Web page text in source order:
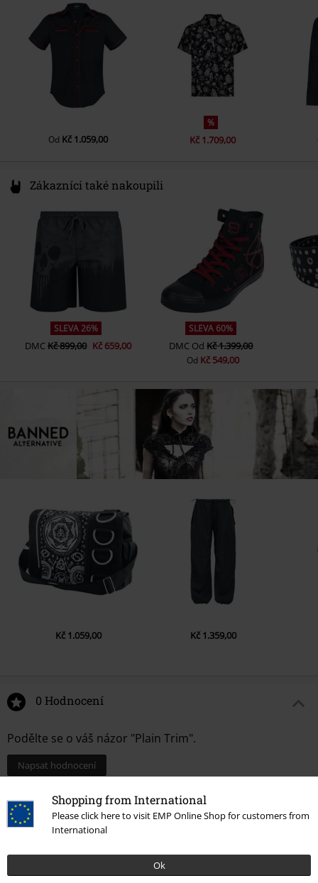
Shopping from International
Please click here to visit EMP Online Shop for customers from
International
Ok
info@bannedapparel.eu
Od Kč 1.059,00
%
Kč 1.709,00
Zákazníci také nakoupili
SLEVA 26%
DMCKč 899,00 Kč 659,00
SLEVA 60%
DMC OdKč 1.399,00
Od Kč 549,00
Kč 1.059,00 Kč 1.359,00
0 Hodnocení
Podělte se o váš názor "Plain Trim".
Napsat hodnocení